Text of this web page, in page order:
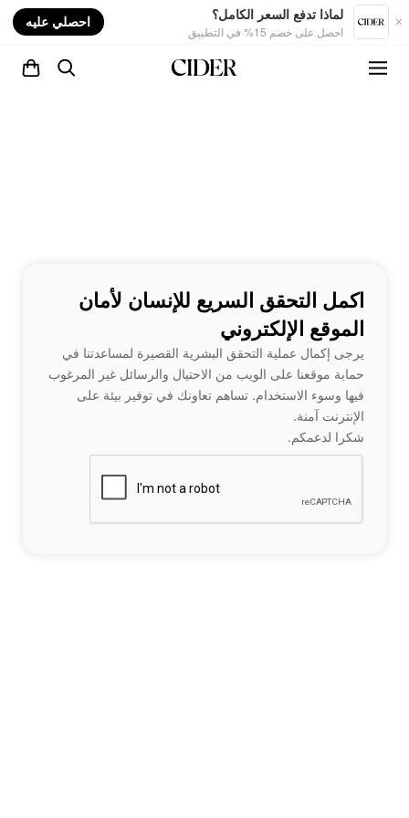
لماذا تدفع السعر الكامل؟
احصل على خصم 15% في التطبيق
احصلي عليه
اكمل التحقق السريع للإنسان لأمان
الموقع الإلكتروني
يرجى إكمال عملية التحقق البشرية القصيرة لمساعدتنا في
حماية موقعنا على الويب من الاحتيال والرسائل غير المرغوب
فيها وسوء الاستخدام. تساهم تعاونك في توفير بيئة على
الإنترنت آمنة.
شكرا لدعمكم.